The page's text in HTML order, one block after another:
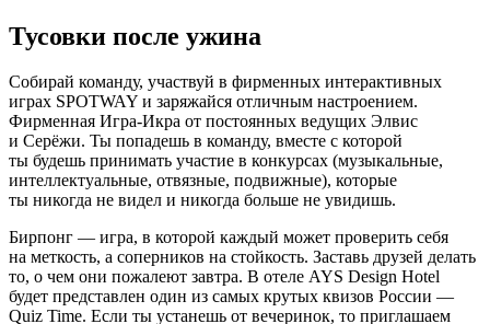
Тусовки после ужина
Собирай команду, участвуй в фирменных интерактивных
играх SPOTWAY и заряжайся отличным настроением.
Фирменная Игра-Икра от постоянных ведущих Элвис
и Серёжи. Ты попадешь в команду, вместе с которой
ты будешь принимать участие в конкурсах (музыкальные,
интеллектуальные, отвязные, подвижные), которые
ты никогда не видел и никогда больше не увидишь.
Бирпонг — игра, в которой каждый может проверить себя
на меткость, а соперников на стойкость. Заставь друзей делать
то, о чем они пожалеют завтра. В отеле AYS Design Hotel
будет представлен один из самых крутых квизов России —
Quiz Time. Если ты устанешь от вечеринок, то приглашаем